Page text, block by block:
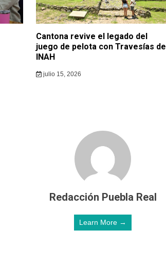
Cantona revive el legado del
juego de pelota con Travesías del
INAH
julio 15, 2026
Redacción Puebla Real
Learn More →